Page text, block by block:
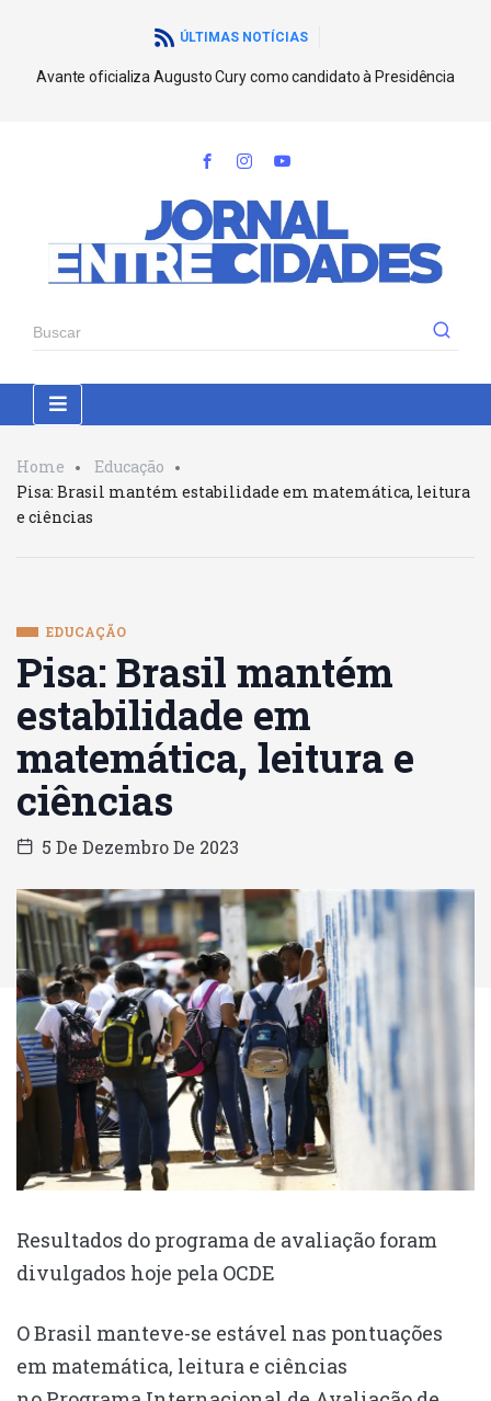
ÚLTIMAS NOTÍCIAS
Avante oficializa Augusto Cury como candidato à Presidência
Home
Educação
Pisa: Brasil mantém estabilidade em matemática, leitura
e ciências
EDUCAÇÃO
Pisa: Brasil mantém
estabilidade em
matemática, leitura e
ciências
5 De Dezembro De 2023
Resultados do programa de avaliação foram
divulgados hoje pela OCDE
O Brasil manteve-se estável nas pontuações
em matemática, leitura e ciências